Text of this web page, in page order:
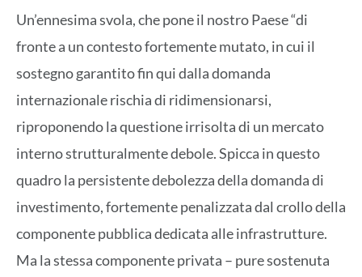
Un’ennesima svola, che pone il nostro Paese “di
fronte a un contesto fortemente mutato, in cui il
sostegno garantito fin qui dalla domanda
internazionale rischia di ridimensionarsi,
riproponendo la questione irrisolta di un mercato
interno strutturalmente debole. Spicca in questo
quadro la persistente debolezza della domanda di
investimento, fortemente penalizzata dal crollo della
componente pubblica dedicata alle infrastrutture.
Ma la stessa componente privata – pure sostenuta